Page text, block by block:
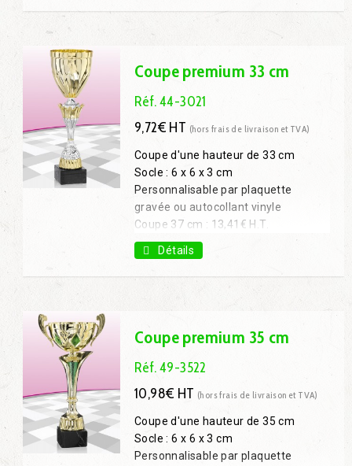
Coupe 33 cm : 14,85€ H.T.
Coupe premium 33 cm
Réf. 44-3021
9,72€ HT (hors frais de livraison et TVA)
Coupe d'une hauteur de 33 cm
Socle : 6 x 6 x 3 cm
Personnalisable par plaquette
gravée ou autocollant vinyle
Coupe 37 cm : 13,41€ H.T.
Coupe 43 cm : 18,45€ H.T.
Coupe 47 cm : 22,05€ H.T.
Détails
Coupe premium 35 cm
Réf. 49-3522
10,98€ HT (hors frais de livraison et TVA)
Coupe d'une hauteur de 35 cm
Socle : 6 x 6 x 3 cm
Personnalisable par plaquette